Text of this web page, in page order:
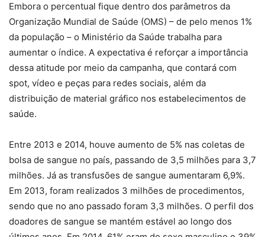
Embora o percentual fique dentro dos parâmetros da
Organização Mundial de Saúde (OMS) – de pelo menos 1%
da população – o Ministério da Saúde trabalha para
aumentar o índice. A expectativa é reforçar a importância
dessa atitude por meio da campanha, que contará com
spot, vídeo e peças para redes sociais, além da
distribuição de material gráfico nos estabelecimentos de
saúde.
Entre 2013 e 2014, houve aumento de 5% nas coletas de
bolsa de sangue no país, passando de 3,5 milhões para 3,7
milhões. Já as transfusões de sangue aumentaram 6,9%.
Em 2013, foram realizados 3 milhões de procedimentos,
sendo que no ano passado foram 3,3 milhões. O perfil dos
doadores de sangue se mantém estável ao longo dos